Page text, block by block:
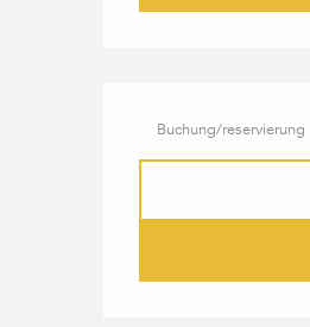
Buchung/reservierung